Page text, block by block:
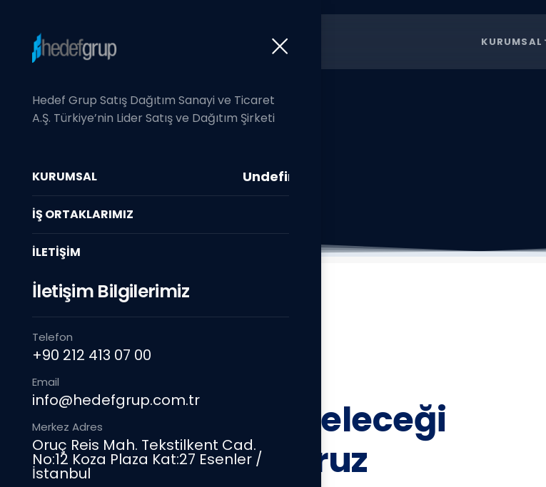
KURUMSAL
Hedef Grup Satış Dağıtım Sanayi ve Ticaret
A.Ş. Türkiye’nin Lider Satış ve Dağıtım Şirketi
KURUMSAL Undefined
İŞ ORTAKLARIMIZ
İLETİŞİM
İletişim Bilgilerimiz
Telefon
+90 212 413 07 00
Email
info@hedefgrup.com.tr
Merkez Adres
Oruç Reis Mah. Tekstilkent Cad.
No:12 Koza Plaza Kat:27 Esenler /
İstanbul
Teknoloji
Teknolojiyle Geleceği
Şekillendiriyoruz